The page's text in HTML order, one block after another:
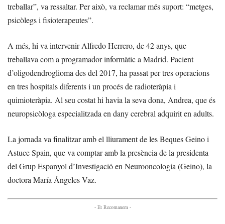
treballar”, va ressaltar. Per això, va reclamar més suport: “metges,
psicòlegs i fisioterapeutes”.
A més, hi va intervenir Alfredo Herrero, de 42 anys, que
treballava com a programador informàtic a Madrid. Pacient
d’oligodendroglioma des del 2017, ha passat per tres operacions
en tres hospitals diferents i un procés de radioteràpia i
quimioteràpia. Al seu costat hi havia la seva dona, Andrea, que és
neuropsicòloga especialitzada en dany cerebral adquirit en adults.
La jornada va finalitzar amb el lliurament de les Beques Geino i
Astuce Spain, que va comptar amb la presència de la presidenta
del Grup Espanyol d’Investigació en Neurooncologia (Geino), la
doctora María Ángeles Vaz.
- Et Recomanem -